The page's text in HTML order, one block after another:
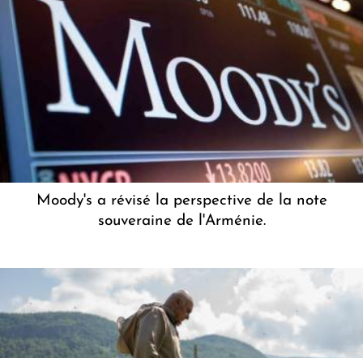
Moody's a révisé la perspective de la note
souveraine de l'Arménie.